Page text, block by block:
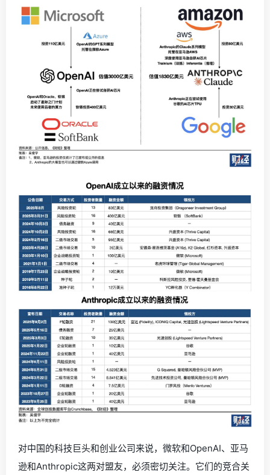
对中国的科技巨头和创业公司来说，微软和OpenAI、亚马
逊和Anthropic这两对盟友，必须密切关注。它们的竞合关